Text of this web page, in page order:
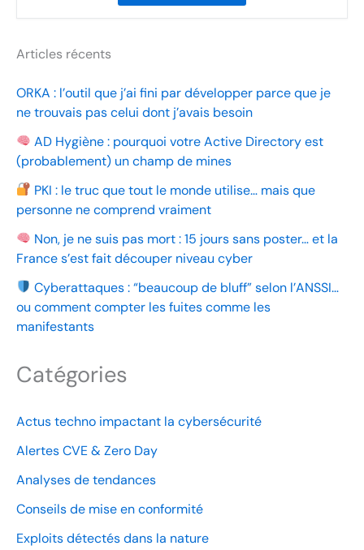
Articles récents
ORKA : l’outil que j’ai fini par développer parce que je
ne trouvais pas celui dont j’avais besoin
AD Hygiène : pourquoi votre Active Directory est
(probablement) un champ de mines
PKI : le truc que tout le monde utilise… mais que
personne ne comprend vraiment
Non, je ne suis pas mort : 15 jours sans poster… et la
France s’est fait découper niveau cyber
Cyberattaques : “beaucoup de bluff” selon l’ANSSI…
ou comment compter les fuites comme les
manifestants
Catégories
Actus techno impactant la cybersécurité
Alertes CVE & Zero Day
Analyses de tendances
Conseils de mise en conformité
Exploits détectés dans la nature